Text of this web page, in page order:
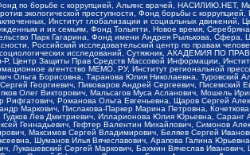
по борьбе с коррупцией, Альянс врачей,
экологической преступности, Фонд борьбы с
Институт глобализации и социальных
и их семьям, Фонд Тольятти, Новое время,
Парк Гагарина, Фонд имени Андрея Рылькова,
Российский исследовательский центр по правам
исследований, Сутяжник, АКАДЕМИЯ ПО
Центр Защиты Прав Средств Массовой Информации,
агентство МЕМО. РУ, Институт региональной
Борисовна, Таранова Юлия Николаевна, Туровский
Георгиевич, Пивоваров Андрей Сергеевич, Писемский
Олег Викторович, Мальсагов Муса Асланович, Мошель
Романова Ольга Евгеньевна, Щаров Сергей
Маркович, Пислакова-Паркер Марина Петровна,
Лев Дмитриевич, Илларионова Юлия Юрьевна,
Геннадьевич, Гефтер Валентин Михайлович, Симонов
Максимов Сергей Владимирович, Беляев Сергей
Шуманов Илья Вячеславович, Арапова Галина
Лукашевский Сергей Маркович, Бахмин Вячеслав